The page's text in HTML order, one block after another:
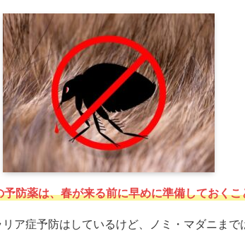
防薬は、春が来る前に早めに準備しておく
ア症予防はしているけど、ノミ・マダニまで